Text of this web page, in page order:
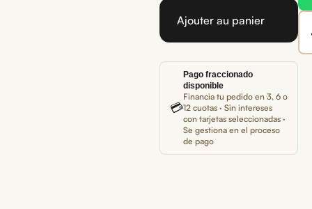
Ajouter au panier
💳
Pago fraccionado
disponible
Financia tu pedido en 3, 6 o
12 cuotas · Sin intereses
con tarjetas seleccionadas ·
Se gestiona en el proceso
de pago